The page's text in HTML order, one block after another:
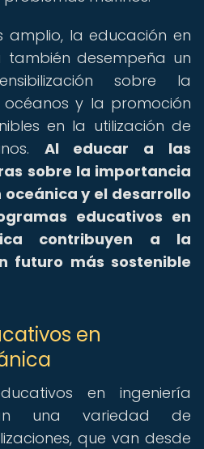
amplio, la educación en
también desempeña un
sobre la
y la promoción
en la utilización de
Al educar a las
sobre la importancia
y el desarrollo
educativos en
contribuyen a la
futuro más sostenible
en
en ingeniería
una variedad de
que van desde